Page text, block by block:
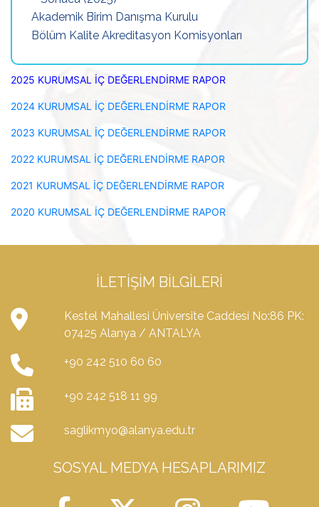
Akademik Birim Danışma Kurulu
Bölüm Kalite Akreditasyon Komisyonları
2025 KURUMSAL İÇ DEĞERLENDİRME RAPOR
2024 KURUMSAL İÇ DEĞERLENDİRME RAPOR
2023 KURUMSAL İÇ DEĞERLENDİRME RAPOR
2022 KURUMSAL İÇ DEĞERLENDİRME RAPOR
2021 KURUMSAL İÇ DEĞERLENDİRME RAPOR
2020 KURUMSAL İÇ DEĞERLENDİRME RAPOR
İLETIŞIM BILGILERI
Kestel Mahallesi Üniversite Caddesi No:86 PK:
07425 Alanya / ANTALYA
+90 242 510 60 60
+90 242 518 11 99
saglikmyo@alanya.edu.tr
SOSYAL MEDYA HESAPLARIMIZ